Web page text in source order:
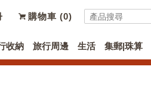
購物車 (0)
收納 旅行周邊 生活 集郵|珠算